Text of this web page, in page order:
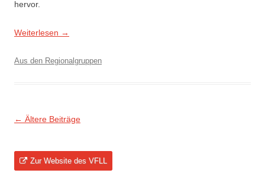
hervor.
Weiterlesen →
Aus den Regionalgruppen
Beitragsnavigation
← Ältere Beiträge
Zur Website des VFLL